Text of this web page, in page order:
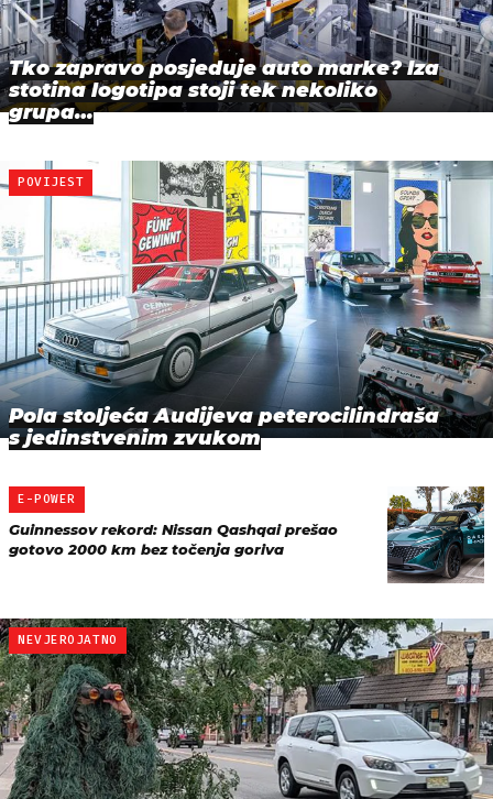
Tko zapravo posjeduje auto marke? Iza
stotina logotipa stoji tek nekoliko
grupa…
POVIJEST
Pola stoljeća Audijeva peterocilindraša
s jedinstvenim zvukom
E-POWER
Guinnessov rekord: Nissan Qashqai prešao
gotovo 2000 km bez točenja goriva
NEVJEROJATNO